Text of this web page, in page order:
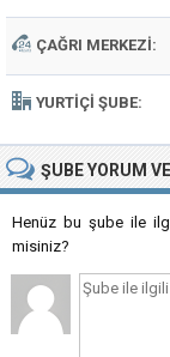
ÇAĞRI MERKEZI:
YURTIÇI ŞUBE:
ŞUBEYORUM
Henüz bu şube ile
misiniz?